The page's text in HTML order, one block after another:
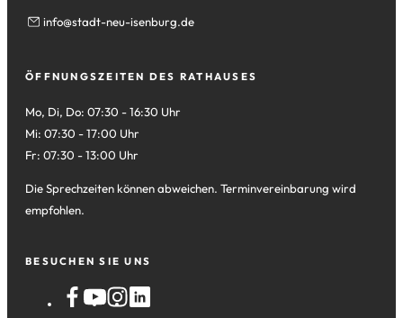
info stadt-neu-isenburg de
ÖFFNUNGSZEITEN DES RATHAUSES
Mo, Di, Do: 07:30 - 16:30 Uhr
Mi: 07:30 - 17:00 Uhr
Fr: 07:30 - 13:00 Uhr
Die Sprechzeiten können abweichen. Terminvereinbarung wird
empfohlen.
BESUCHEN SIE UNS